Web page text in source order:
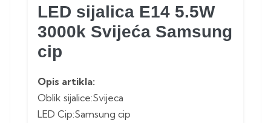
LED sijalica E14 5.5W
3000k Svijeća Samsung
cip
Opis artikla:
Oblik sijalice:Svijeca
LED Cip:Samsung cip